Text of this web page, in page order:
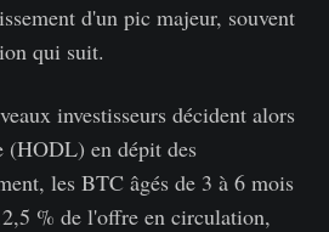
d'un pic majeur, souvent
qui suit.
investisseurs décident alors
(HODL) en dépit des
les BTC âgés de 3 à 6 mois
% de l'offre en circulation,